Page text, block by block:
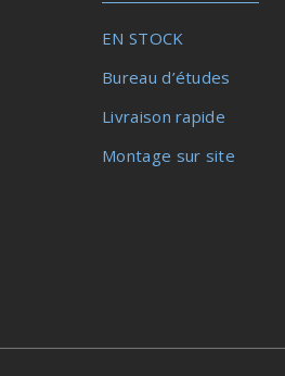
EN STOCK
Bureau d’études
Livraison rapide
Montage sur site